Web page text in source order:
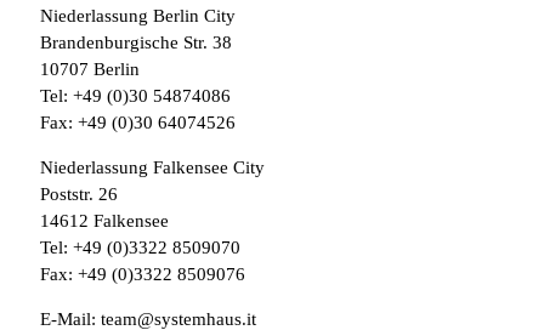
Niederlassung Berlin City
Brandenburgische Str. 38
10707 Berlin
Tel: +49 (0)30 54874086
Fax: +49 (0)30 64074526
Niederlassung Falkensee City
Poststr. 26
14612 Falkensee
Tel: +49 (0)3322 8509070
Fax: +49 (0)3322 8509076
E-Mail: team@systemhaus.it